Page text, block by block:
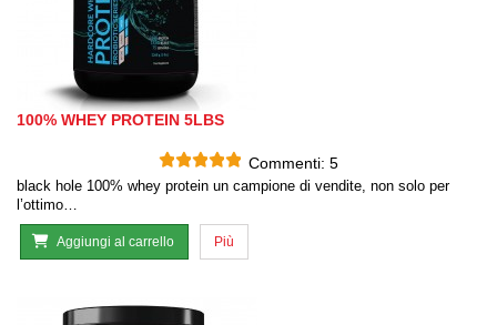
100% WHEY PROTEIN 5LBS
Commenti: 5
black hole 100% whey protein un campione di vendite, non solo per
l’ottimo…
Aggiungi al carrello Più